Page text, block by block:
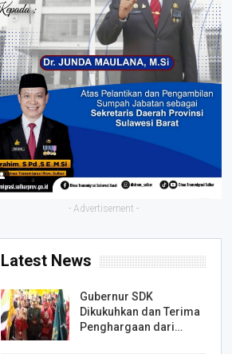
- Advertisement -
Latest News
Gubernur SDK
Dikukuhkan dan Terima
Penghargaan dari…